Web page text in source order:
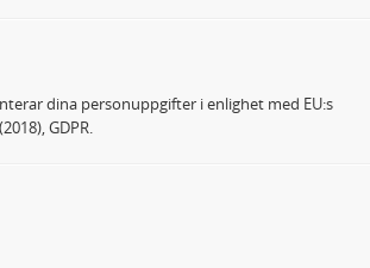
dina personuppgifter i enlighet med EU:s
GDPR.